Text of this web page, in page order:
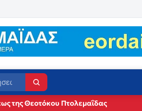
της Θεοτόκου Πτολεμαΐδας